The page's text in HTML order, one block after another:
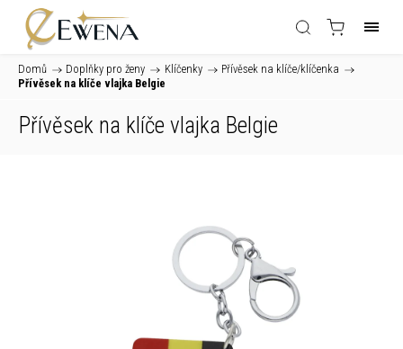
Domů / Doplňky pro ženy / Klíčenky / Přívěsek na klíče/klíčenka /
Přívěsek na klíče vlajka Belgie
Přívěsek na klíče vlajka Belgie